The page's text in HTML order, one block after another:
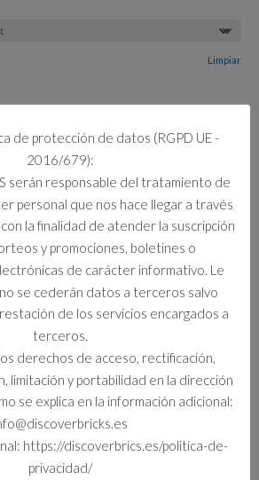
Limpiar
carrito
adicional
de protección de datos (RGPD UE -
2016/679):
serán responsable del tratamiento de
personal que nos hace llegar a través
la finalidad de atender la suscripción
y promociones, boletines o
de carácter informativo. Le
se cederán datos a terceros salvo
de los servicios encargados a
terceros.
derechos de acceso, rectificación,
limitación y portabilidad en la dirección
se explica en la información adicional:
https://discoverbrics.es/politica-de-
privacidad/